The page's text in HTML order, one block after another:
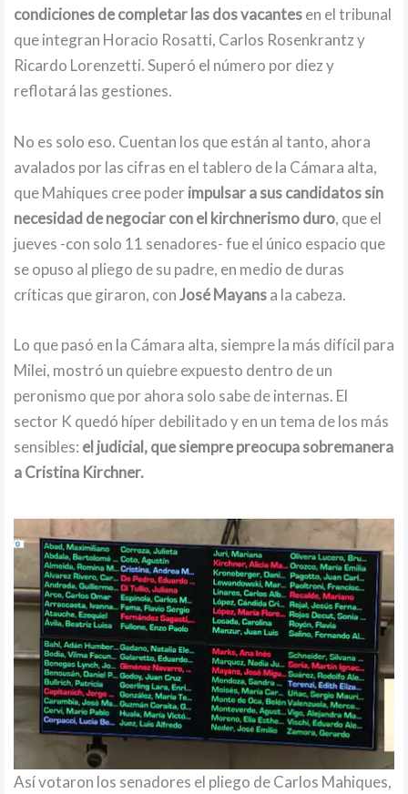
condiciones de completar las dos vacantesen el tribunal
que integran Horacio Rosatti, Carlos Rosenkrantz y
Ricardo Lorenzetti. Superó el número por diez y
reflotará las gestiones.
No es solo eso. Cuentan los que están al tanto, ahora
avalados por las cifras en el tablero de la Cámara alta,
que Mahiques cree poder impulsar a sus candidatos sin
necesidad de negociar con el kirchnerismo duro, que el
jueves -con solo 11 senadores- fue el único espacio que
se opuso al pliego de su padre, en medio de duras
críticas que giraron, conJosé Mayansa la cabeza.
Lo que pasó en la Cámara alta, siempre la más difícil para
Milei, mostró un quiebre expuesto dentro de un
peronismo que por ahora solo sabe de internas. El
sector K quedó híper debilitado y en un tema de los más
sensibles: el judicial, que siempre preocupa sobremanera
a Cristina Kirchner.
Así votaron los senadores el pliego de Carlos Mahiques,